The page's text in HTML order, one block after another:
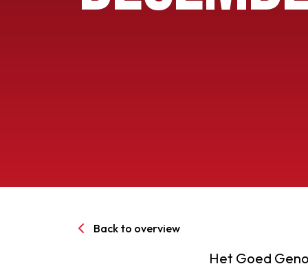
Senioren
SPORTPARK GOED
LIDMAATSCHAP
Back to overview
Het Goed